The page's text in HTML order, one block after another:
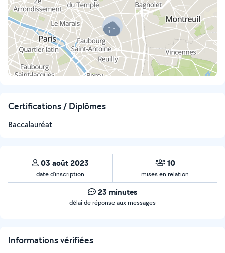
Certifications / Diplômes
Baccalauréat
03 août 2023
date d’inscription
10
mises en relation
23 minutes
délai de réponse aux messages
Informations vérifiées